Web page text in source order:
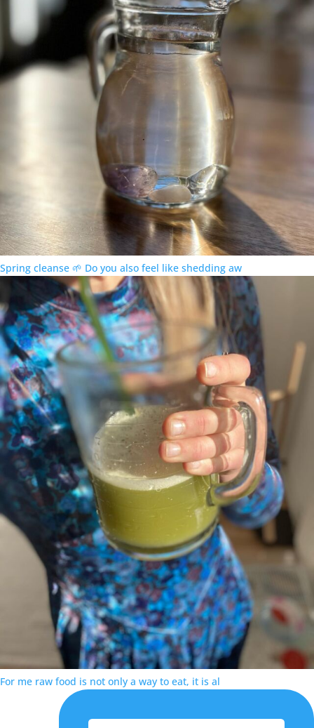
Spring cleanse 🌱 Do you also feel like shedding aw
For me raw food is not only a way to eat, it is al